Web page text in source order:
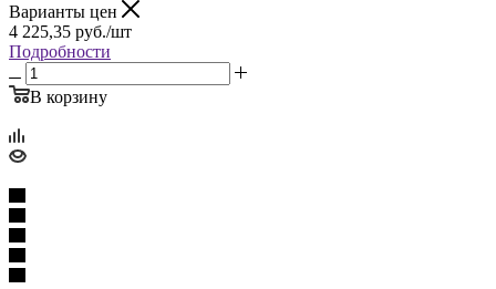
Варианты цен
4 225,35 руб./шт
Подробности
В корзину